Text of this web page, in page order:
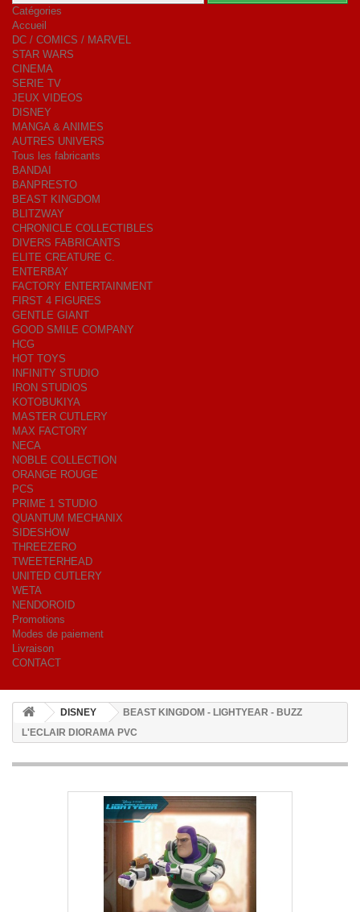
Catégories
Accueil
DC / COMICS / MARVEL
STAR WARS
CINEMA
SERIE TV
JEUX VIDEOS
DISNEY
MANGA & ANIMES
AUTRES UNIVERS
Tous les fabricants
BANDAI
BANPRESTO
BEAST KINGDOM
BLITZWAY
CHRONICLE COLLECTIBLES
DIVERS FABRICANTS
ELITE CREATURE C.
ENTERBAY
FACTORY ENTERTAINMENT
FIRST 4 FIGURES
GENTLE GIANT
GOOD SMILE COMPANY
HCG
HOT TOYS
INFINITY STUDIO
IRON STUDIOS
KOTOBUKIYA
MASTER CUTLERY
MAX FACTORY
NECA
NOBLE COLLECTION
ORANGE ROUGE
PCS
PRIME 1 STUDIO
QUANTUM MECHANIX
SIDESHOW
THREEZERO
TWEETERHEAD
UNITED CUTLERY
WETA
NENDOROID
Promotions
Modes de paiement
Livraison
CONTACT
DISNEY
BEAST KINGDOM - LIGHTYEAR - BUZZ
L'ECLAIR DIORAMA PVC